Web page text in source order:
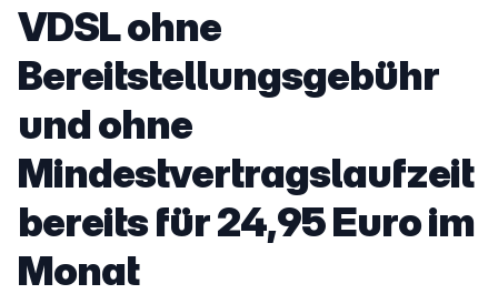
VDSL ohne
Bereitstellungsgebühr
und ohne
Mindestvertragslaufzeit
bereits für 24,95 Euro im
Monat